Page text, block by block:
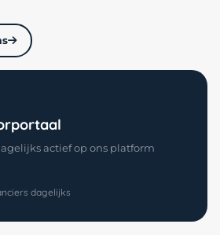
actief op ons platform
dagelijks